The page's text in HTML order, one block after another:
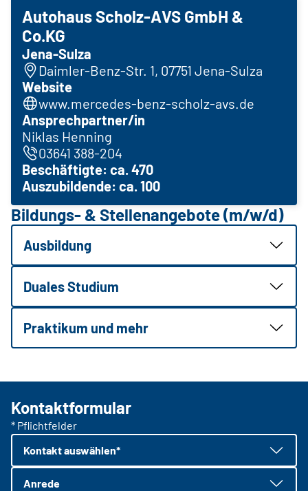
Autohaus Scholz-AVS GmbH &
Co.KG
Jena-Sulza
Daimler-Benz-Str. 1, 07751 Jena-Sulza
Website
www.mercedes-benz-scholz-avs.de
Ansprechpartner/in
Niklas Henning
03641 388-204
Beschäftigte: ca. 470
Auszubildende: ca. 100
Bildungs- & Stellenangebote (m/w/d)
Ausbildung
Duales Studium
Praktikum und mehr
Kontaktformular
* Pflichtfelder
Kontakt auswählen*
Anrede